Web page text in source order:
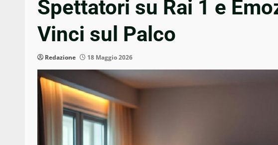
Spettatori su Rai 1 e
Vinci sul Palco
Redazione 18 Maggio 2026